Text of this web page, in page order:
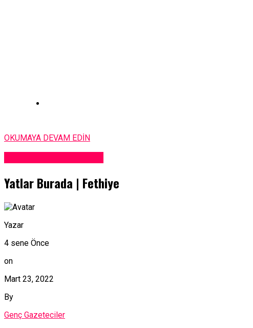
OKUMAYA DEVAM EDİN
Yatlar Burada | Fethiye
Yazar
4 sene Önce
on
Mart 23, 2022
By
Genç Gazeteciler